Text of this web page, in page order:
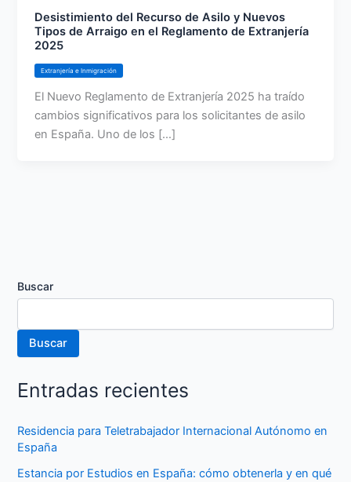
Desistimiento del Recurso de Asilo y Nuevos
Tipos de Arraigo en el Reglamento de Extranjería
2025
Extranjería e Inmigración
El Nuevo Reglamento de Extranjería 2025 ha traído
cambios significativos para los solicitantes de asilo
en España. Uno de los […]
Buscar
Buscar
Entradas recientes
Residencia para Teletrabajador Internacional Autónomo en
España
Estancia por Estudios en España: cómo obtenerla y en qué